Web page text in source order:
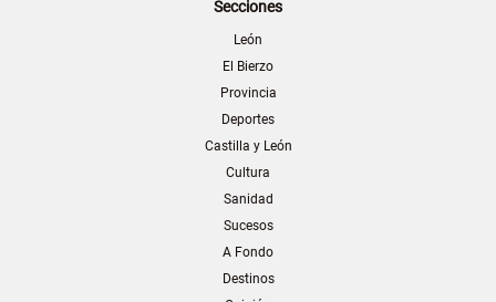
Secciones
León
El Bierzo
Provincia
Deportes
Castilla y León
Cultura
Sanidad
Sucesos
A Fondo
Destinos